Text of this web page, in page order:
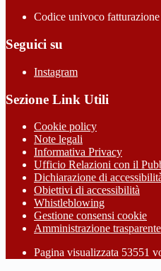
Codice univoco
Seguici su
Instagram
Sezione Link Utili
Cookie policy
Note legali
Informativa Privacy
Ufficio Relazioni con il
Dichiarazione di
Obiettivi di accessibilità
Whistleblowing
Gestione consensi cookie
Amministrazione trasparente
Pagina visualizzata 53551